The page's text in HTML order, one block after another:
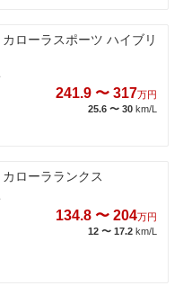
カローラスポーツ ハイブリ
241.9 〜 317万円
25.6 〜 30 km/L
カローラランクス
134.8 〜 204万円
12 〜 17.2 km/L